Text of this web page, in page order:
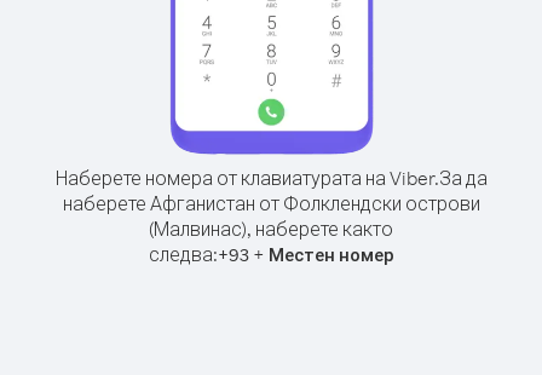
Наберете номера от клавиатурата на Viber.За да
наберете Афганистан от Фолклендски острови
(Малвинас), наберете както
следва:+93+ Местен номер